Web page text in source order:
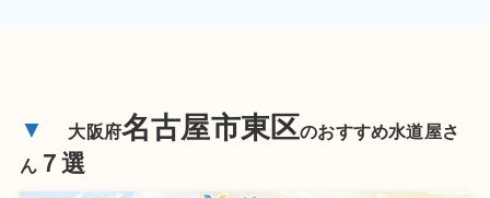
▼ 大阪府名古屋市東区のおすすめ水道屋さ
ん ７選